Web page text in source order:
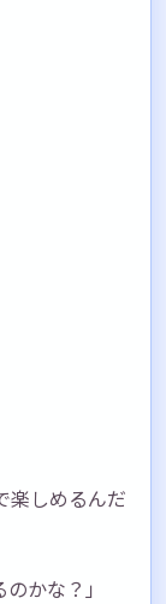
楽しめるんだ
かな？」